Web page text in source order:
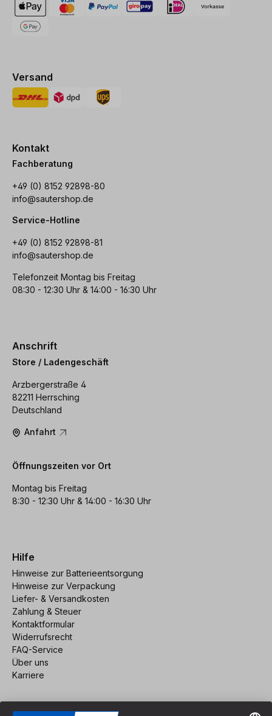
Versand
Kontakt
Fachberatung
+49 (0) 8152 92898-80
info@sautershop.de
Service-Hotline
+49 (0) 8152 92898-81
info@sautershop.de
Telefonzeit Montag bis Freitag
08:30 - 12:30 Uhr & 14:00 - 16:30 Uhr
Anschrift
Store / Ladengeschäft
Arzbergerstraße 4
82211 Herrsching
Deutschland
Anfahrt
Öffnungszeiten vor Ort
Montag bis Freitag
8:30 - 12:30 Uhr & 14:00 - 16:30 Uhr
Hilfe
Hinweise zur Batterieentsorgung
Hinweise zur Verpackung
Liefer- & Versandkosten
Zahlung & Steuer
Kontaktformular
Widerrufsrecht
FAQ-Service
Über uns
Karriere